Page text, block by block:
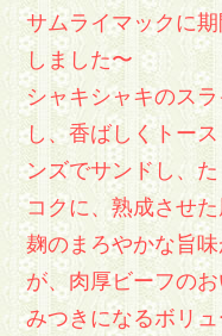
サムライマックに
しました〜
シャキシャキのス
し、香ばしくトー
ンズでサンドし、
コクに、熟成させ
麹のまろやかな旨
が、肉厚ビーフの
みつきになるボリ